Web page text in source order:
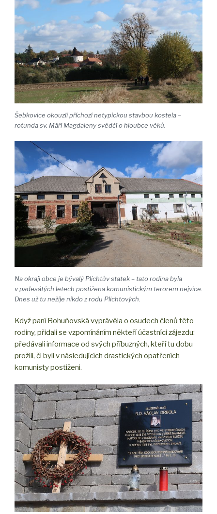
Šebkovice okouzlí příchozí netypickou stavbou kostela –
rotunda sv. Máří Magdaleny svědčí o hloubce věků.
Na okraji obce je bývalý Plichtův statek – tato rodina byla
v padesátých letech postižena komunistickým terorem nejvíce.
Dnes už tu nežije nikdo z rodu Plichtových.
Když paní Bohuňovská vyprávěla o osudech členů této
rodiny, přidali se vzpomínáním někteří účastníci zájezdu:
předávali informace od svých příbuzných, kteří tu dobu
prožili, či byli v následujících drastických opatřeních
komunisty postiženi.